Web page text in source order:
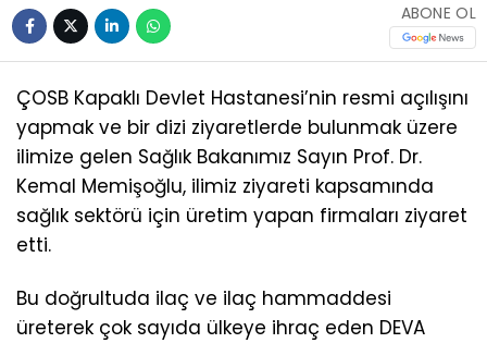
ABONE OL
ÇOSB Kapaklı Devlet Hastanesi’nin resmi açılışını
yapmak ve bir dizi ziyaretlerde bulunmak üzere
ilimize gelen Sağlık Bakanımız Sayın Prof. Dr.
Kemal Memişoğlu, ilimiz ziyareti kapsamında
sağlık sektörü için üretim yapan firmaları ziyaret
etti.
Bu doğrultuda ilaç ve ilaç hammaddesi
üreterek çok sayıda ülkeye ihraç eden DEVA